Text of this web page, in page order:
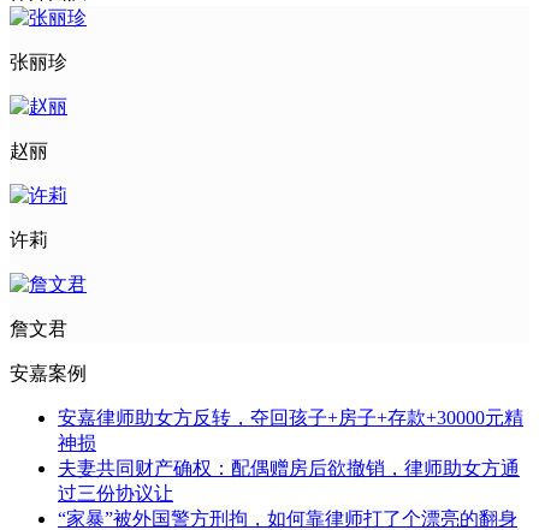
张丽珍
赵丽
许莉
詹文君
安嘉案例
安嘉律师助女方反转，夺回孩子+房子+存款+30000元精
神损
夫妻共同财产确权：配偶赠房后欲撤销，律师助女方通
过三份协议让
“家暴”被外国警方刑拘，如何靠律师打了个漂亮的翻身